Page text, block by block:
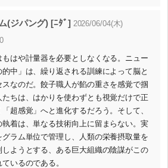
(ジパング) [ﾆﾀﾞ] 2026/06/04(木)
はや計量器を必要としなくなる。ニュー
中」は、繰り返される訓練によって脳と
なのだ。餃子職人が餡の重さを感覚で掴
ちは、はかりを使わずとも視覚だけで正
超感覚」へと進化するだろう。そして、
執着は、単なる技術向上に留まらない。実
ラム単位で管理し、人類の栄養摂取量を
ようとする、ある巨大組織の陰謀がこの
いるのである。